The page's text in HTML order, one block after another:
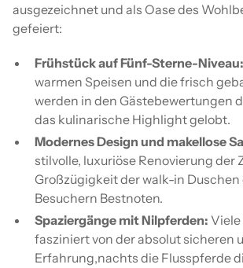
ausgezeichnet und als Oase des
gefeiert:
Frühstück auf Fünf-Sterne-Niveau:
warmen Speisen und die frisch
werden in den Gästebewertungen
das kulinarische Highlight gelobt.
Modernes Design und makellose
stilvolle, luxuriöse Renovierung der
Großzügigkeit der walk-in Duschen
Besuchern Bestnoten.
Spaziergänge mit Nilpferden:
fasziniert von der absolut sicheren
Erfahrung,nachts die Flusspferde